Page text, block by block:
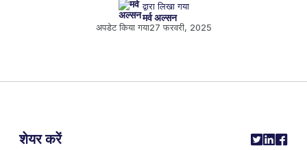
द्वारा लिखा गया
मर्व अल्सन
अपडेट किया गया27 फरवरी, 2025
शेयर करें